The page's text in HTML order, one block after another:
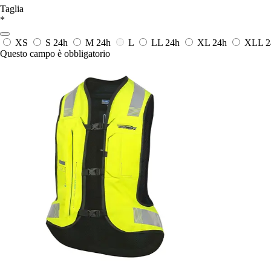
Taglia
*
XS S 24h M 24h L LL 24h XL 24h XLL
Questo campo è obbligatorio